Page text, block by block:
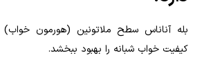
بله آناناس سطح ملاتونین (هورمون
کیفیت خواب شبانه را بهبود ببخشد.